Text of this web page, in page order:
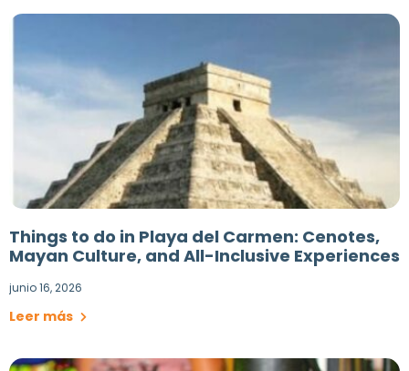
Things to do in Playa del Carmen: Cenotes,
Mayan Culture, and All-Inclusive Experiences
junio 16, 2026
Leer más